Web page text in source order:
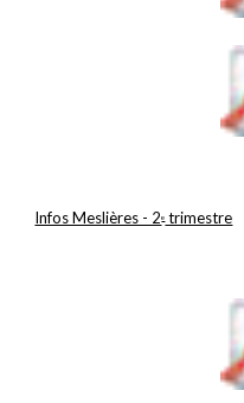
Infos Meslières - 2e trimestre